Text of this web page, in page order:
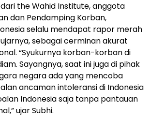
the Wahid Institute, anggota
dan Pendamping Korban,
selalu mendapat rapor merah
ujarnya, sebagai cerminan akurat
“Syukurnya korban-korban di
Sayangnya, saat ini juga di pihak
negara ada yang mencoba
ancaman intoleransi di Indonesia
Indonesia saja tanpa pantauan
ujar Subhi.